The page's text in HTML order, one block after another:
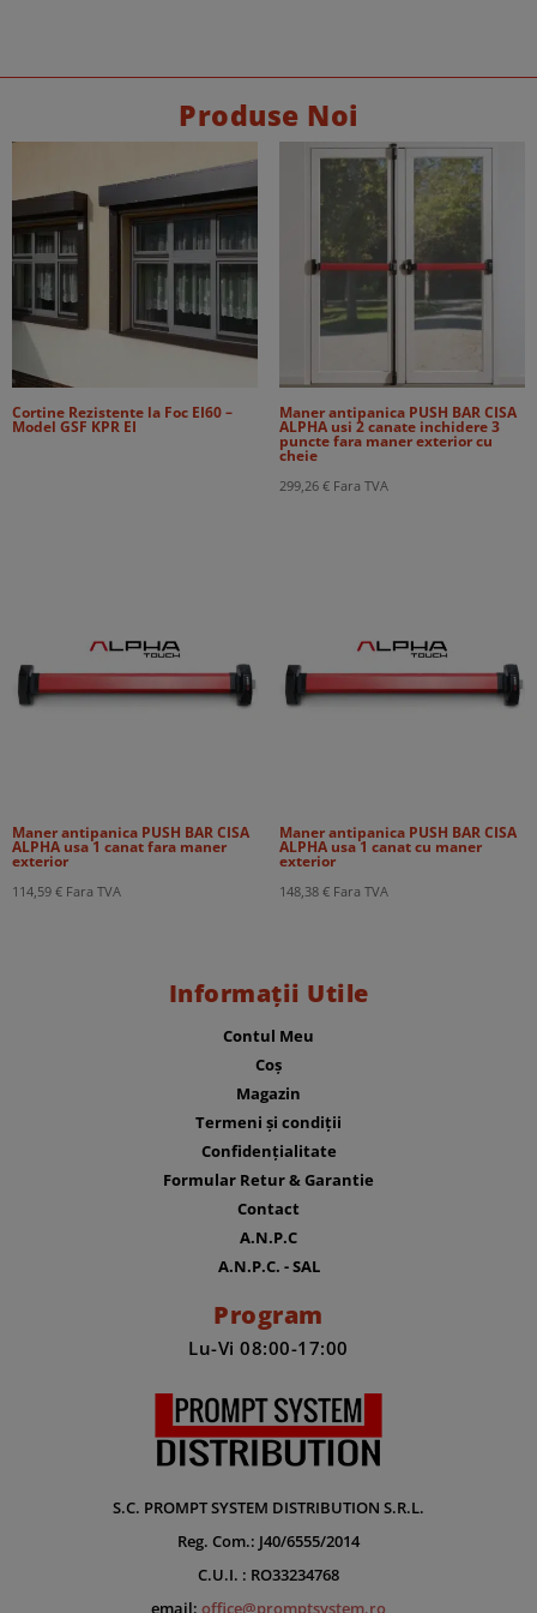
Produse Noi
Cortine Rezistente la Foc EI60 –
Model GSF KPR EI
Maner antipanica PUSH BAR CISA
ALPHA usi 2 canate inchidere 3
puncte fara maner exterior cu
cheie
299,26 € Fara TVA
Maner antipanica PUSH BAR CISA
ALPHA usa 1 canat fara maner
exterior
114,59 € Fara TVA
Maner antipanica PUSH BAR CISA
ALPHA usa 1 canat cu maner
exterior
148,38 € Fara TVA
Informații Utile
Contul Meu
Coș
Magazin
Termeni și condiții
Confidențialitate
Formular Retur & Garantie
Contact
A.N.P.C
A.N.P.C. - SAL
Program
Lu-Vi 08:00-17:00
S.C. PROMPT SYSTEM DISTRIBUTION S.R.L.
Reg. Com.: J40/6555/2014
C.U.I. : RO33234768
email: office@promptsystem.ro